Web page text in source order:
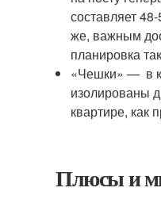
составляет
же, важным
планировка
«Чешки» — в
изолированы
квартире, как
Плюсы и